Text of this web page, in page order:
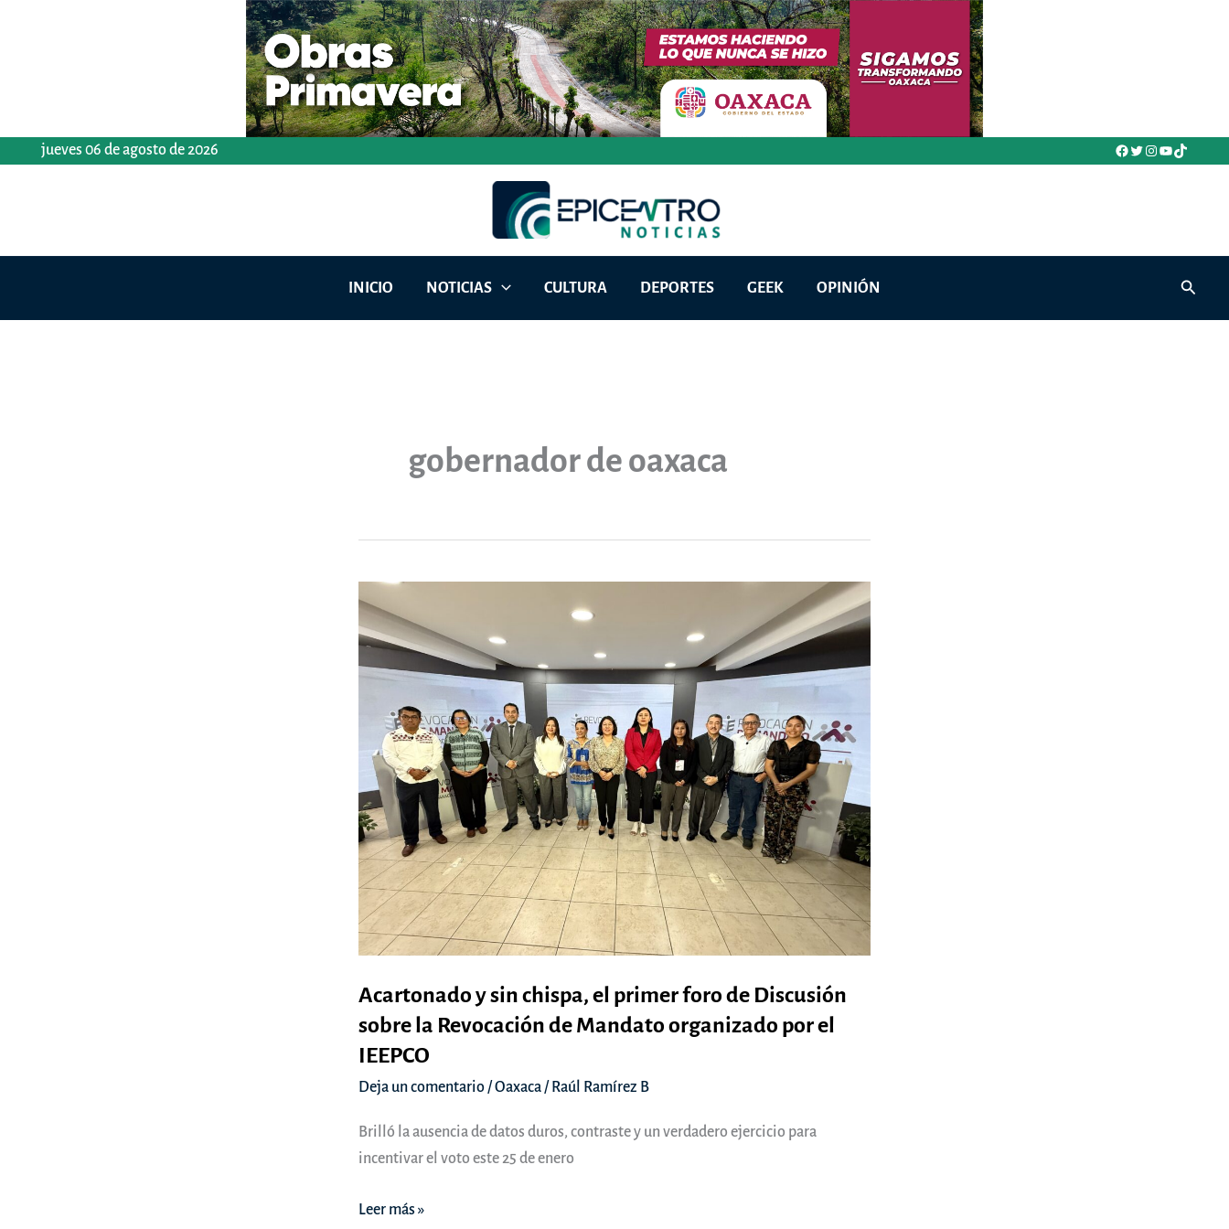
jueves 06 de agosto de 2026 Facebook
Twitter
Instagram
YouTube
TikTok
INICIO NOTICIAS CULTURA DEPORTES GEEK OPINIÓN Buscar
gobernador de oaxaca
Acartonado y sin chispa, el primer foro de Discusión
sobre la Revocación de Mandato organizado por el
IEEPCO
Deja un comentario/Oaxaca/ Raúl Ramírez B
Brilló la ausencia de datos duros, contraste y un verdadero ejercicio para
incentivar el voto este 25 de enero
Acartonado
Leer más »